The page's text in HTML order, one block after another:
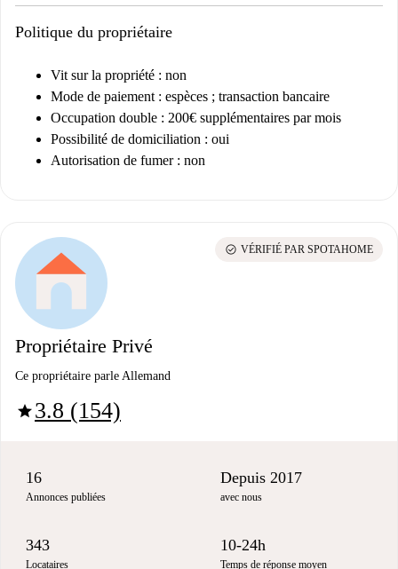
Politique du propriétaire
Vit sur la propriété : non
Mode de paiement : espèces ; transaction bancaire
Occupation double : 200€ supplémentaires par mois
Possibilité de domiciliation : oui
Autorisation de fumer : non
Propriétaire Privé
Ce propriétaire parle Allemand
star3.8 (154)
check_circle VÉRIFIÉ PAR SPOTAHOME
16
Annonces publiées
Depuis 2017
avec nous
343
Locataires
10-24h
Temps de réponse moyen